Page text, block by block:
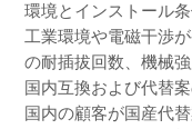
環境とインストール
工業環境や電磁干渉
の耐插拔回数、機械
国内互換および代替
国内の顧客が国産代